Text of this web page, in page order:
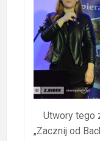
Utwory tego
„Zacznij od